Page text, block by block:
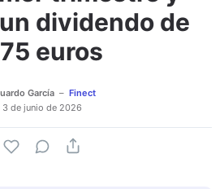
dividendo de
euros
García
Finect
3 de junio de 2026